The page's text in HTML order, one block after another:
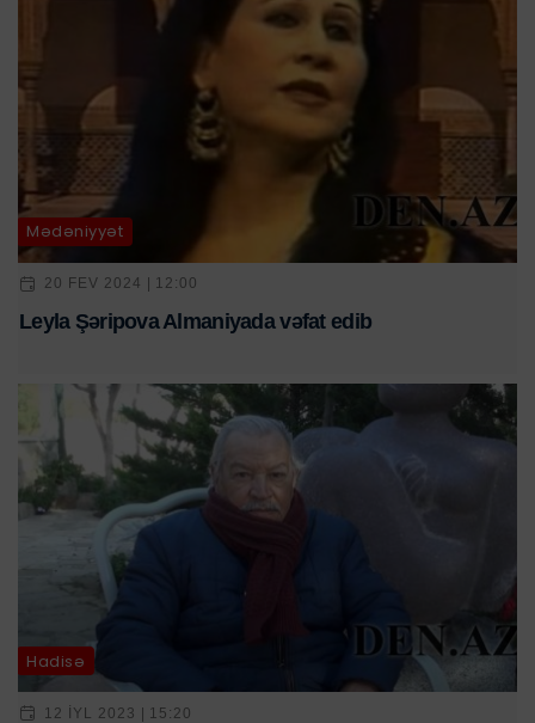
Mədəniyyət
20 FEV 2024 | 12:00
Leyla Şəripova Almaniyada vəfat edib
Hadisə
12 IYL 2023 | 15:20